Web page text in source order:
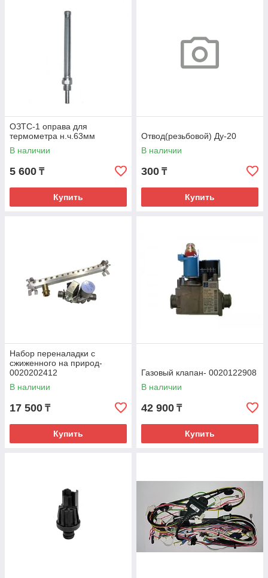
ОЗТС-1 оправа для
термометра н.ч.63мм
В наличии
5 600 ₸
Купить
Отвод(резьбовой) Ду-20
В наличии
300 ₸
Купить
Набор переналадки с
сжиженного на природ-
0020202412
В наличии
17 500 ₸
Купить
Газовый клапан- 0020122908
В наличии
42 900 ₸
Купить